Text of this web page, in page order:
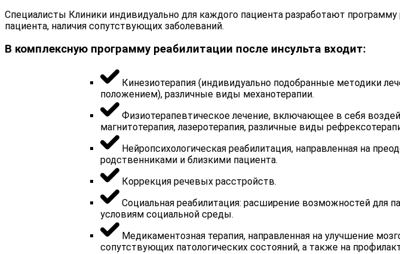
Специалисты Клиники индивидуально для каждого пациента разработают
пациента, наличия сопутствующих заболеваний.
В комплексную программу реабилитации после инсульта входит:
Кинезиотерапия (индивидуально подобранные методики
положением), различные виды механотерапии.
Физиотерапевтическое лечение, включающее в себя
магнитотерапия, лазеротерапия, различные виды
Нейропсихологическая реабилитация, направленная на
родственниками и близкими пациента.
Коррекция речевых расстройств.
Социальная реабилитация: расширение возможностей для
условиям социальной среды.
Медикаментозная терапия, направленная на улучшение
сопутствующих патологических состояний, а также на